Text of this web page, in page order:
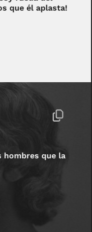
que él aplasta!
hombres que la